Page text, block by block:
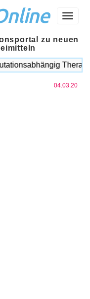
Menü
zu neuen
04.03.20